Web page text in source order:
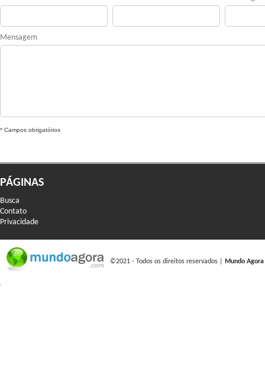
Mensagem
* Campos obrigatórios
PÁGINAS
Busca
Contato
Privacidade
©2021 - Todos os direitos reservados | Mundo Agora